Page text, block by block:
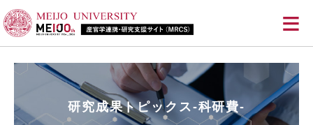
≡
研究成果トピックス-科研費-